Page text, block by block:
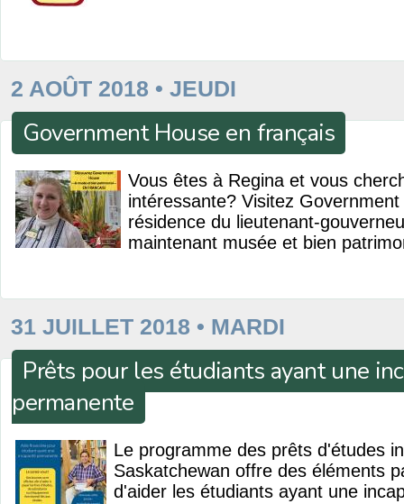
2 AOÛT 2018 • JEUDI
Government House en français
Vous êtes à Regina et vous
intéressante? Visitez
résidence du lieutenant-
maintenant musée et bien
31 JUILLET 2018 • MARDI
Prêts pour les étudiants ayant une
permanente
Le programme des prêts d'études
Saskatchewan offre des éléments
d'aider les étudiants ayant une